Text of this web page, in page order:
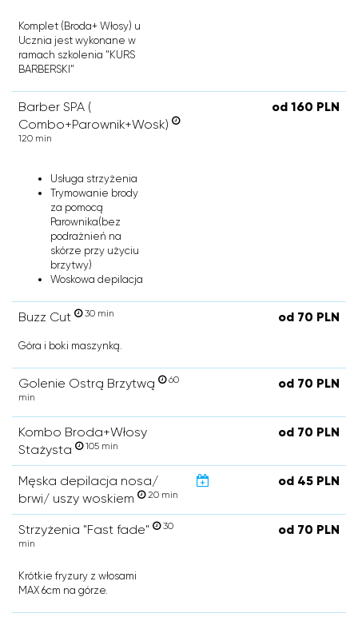
Komplet (Broda+ Włosy) u
Ucznia jest wykonane w
ramach szkolenia "KURS
BARBERSKI"
Barber SPA (
Combo+Parownik+Wosk)
120 min
od 160 PLN
Usługa strzyżenia
Trymowanie brody
za pomocą
Parownika(bez
podrażnień na
skórze przy użyciu
brzytwy)
Woskowa depilacja
Buzz Cut 30 min od 70 PLN
Góra i boki maszynką.
Golenie Ostrą Brzytwą
60
min
od 70 PLN
Kombo Broda+Włosy
Stażysta
105 min
od 70 PLN
Męska depilacja nosa/
brwi/ uszy woskiem
20 min
od 45 PLN
Strzyżenia "Fast fade"
30
min
od 70 PLN
Krótkie fryzury z włosami
MAX 6cm na górze.